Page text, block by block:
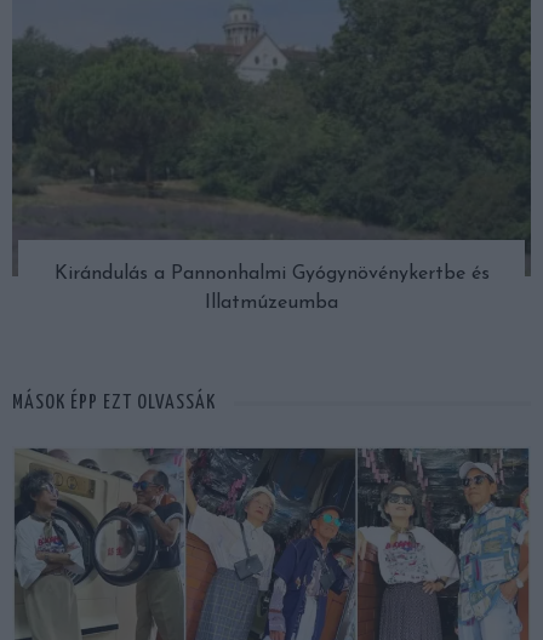
Kirándulás a Pannonhalmi Gyógynövénykertbe és
Illatmúzeumba
MÁSOK ÉPP EZT OLVASSÁK